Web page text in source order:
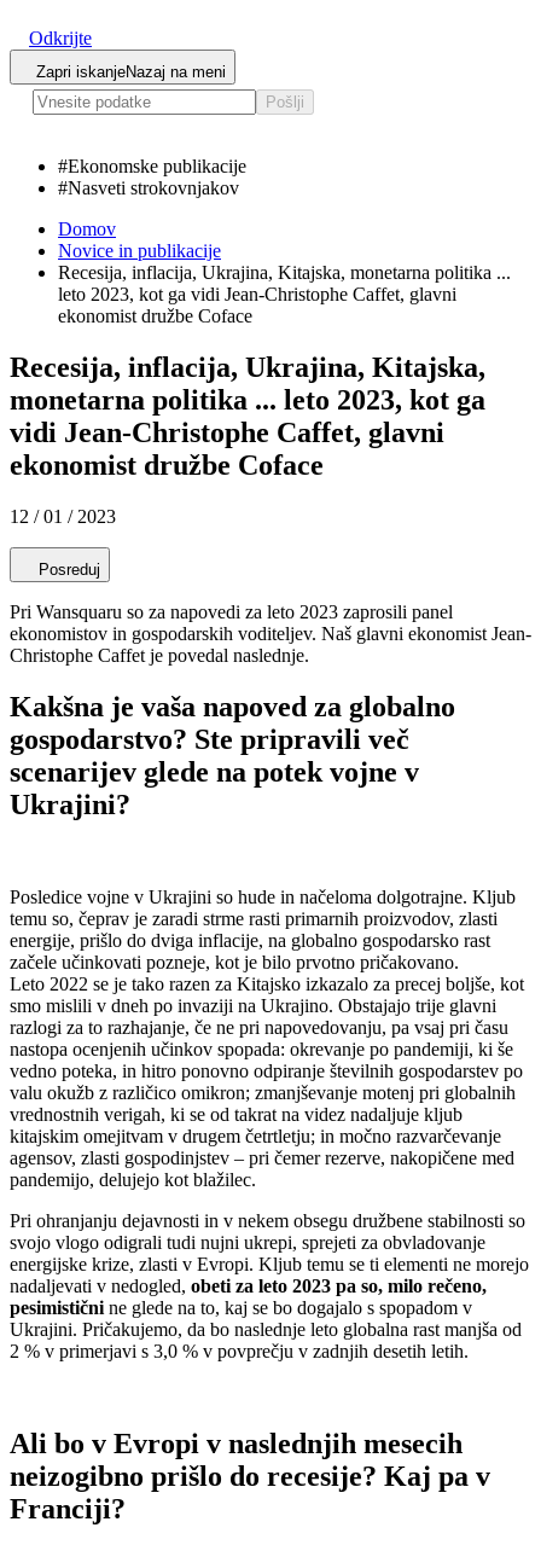
Odkrijte
Zapri iskanjeNazaj na meni
Pošlji
#Ekonomske publikacije
#Nasveti strokovnjakov
Domov
Novice in publikacije
Recesija, inflacija, Ukrajina, Kitajska, monetarna politika ...
leto 2023, kot ga vidi Jean-Christophe Caffet, glavni
ekonomist družbe Coface
Recesija, inflacija, Ukrajina, Kitajska,
monetarna politika ... leto 2023, kot ga
vidi Jean-Christophe Caffet, glavni
ekonomist družbe Coface
12 / 01 / 2023
Posreduj
Pri Wansquaru so za napovedi za leto 2023 zaprosili panel
ekonomistov in gospodarskih voditeljev. Naš glavni ekonomist Jean-
Christophe Caffet je povedal naslednje.
Kakšna je vaša napoved za globalno
gospodarstvo? Ste pripravili več
scenarijev glede na potek vojne v
Ukrajini?
Posledice vojne v Ukrajini so hude in načeloma dolgotrajne. Kljub
temu so, čeprav je zaradi strme rasti primarnih proizvodov, zlasti
energije, prišlo do dviga inflacije, na globalno gospodarsko rast
začele učinkovati pozneje, kot je bilo prvotno pričakovano.
Leto 2022 se je tako razen za Kitajsko izkazalo za precej boljše, kot
smo mislili v dneh po invaziji na Ukrajino. Obstajajo trije glavni
razlogi za to razhajanje, če ne pri napovedovanju, pa vsaj pri času
nastopa ocenjenih učinkov spopada: okrevanje po pandemiji, ki še
vedno poteka, in hitro ponovno odpiranje številnih gospodarstev po
valu okužb z različico omikron; zmanjševanje motenj pri globalnih
vrednostnih verigah, ki se od takrat na videz nadaljuje kljub
kitajskim omejitvam v drugem četrtletju; in močno razvarčevanje
agensov, zlasti gospodinjstev – pri čemer rezerve, nakopičene med
pandemijo, delujejo kot blažilec.
Pri ohranjanju dejavnosti in v nekem obsegu družbene stabilnosti so
svojo vlogo odigrali tudi nujni ukrepi, sprejeti za obvladovanje
energijske krize, zlasti v Evropi. Kljub temu se ti elementi ne morejo
nadaljevati v nedogled, obeti za leto 2023 pa so, milo rečeno,
pesimistični ne glede na to, kaj se bo dogajalo s spopadom v
Ukrajini. Pričakujemo, da bo naslednje leto globalna rast manjša od
2 % v primerjavi s 3,0 % v povprečju v zadnjih desetih letih.
Ali bo v Evropi v naslednjih mesecih
neizogibno prišlo do recesije? Kaj pa v
Franciji?